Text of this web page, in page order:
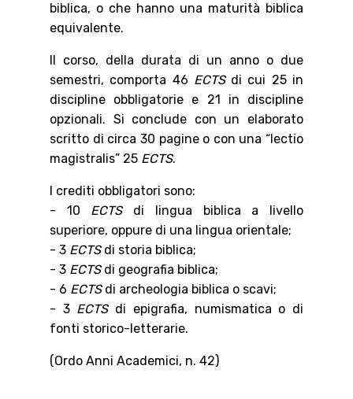
biblica, o che hanno una maturità biblica
equivalente.
Il corso, della durata di un anno o due
semestri, comporta 46 ECTS di cui 25 in
discipline obbligatorie e 21 in discipline
opzionali. Si conclude con un elaborato
scritto di circa 30 pagine o con una “lectio
magistralis” 25 ECTS.
I crediti obbligatori sono:
- 10 ECTS di lingua biblica a livello
superiore, oppure di una lingua orientale;
- 3 ECTS di storia biblica;
- 3 ECTS di geografia biblica;
- 6 ECTS di archeologia biblica o scavi;
- 3 ECTS di epigrafia, numismatica o di
fonti storico-letterarie.
(Ordo Anni Academici, n. 42)